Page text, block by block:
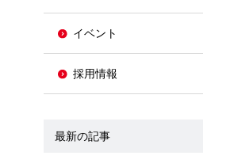
イベント
採用情報
最新の記事